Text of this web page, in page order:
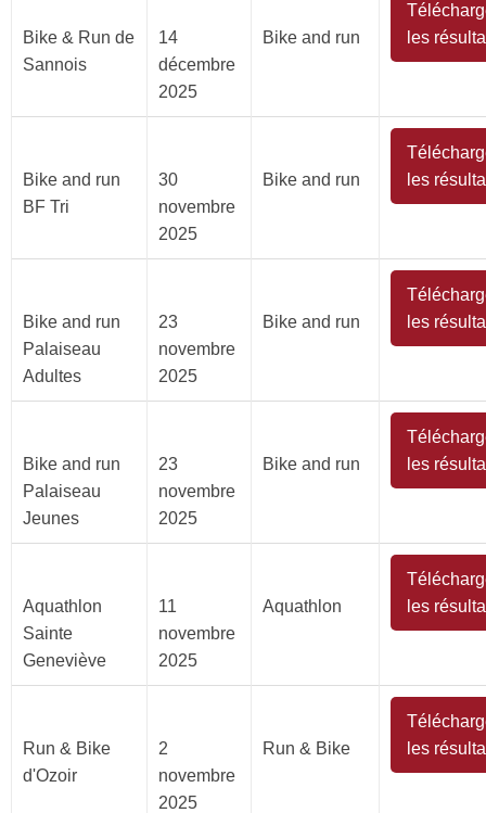
Bike & Run de
Sannois
14
décembre
2025
Bike and run
les
Bike and run
BF Tri
30
novembre
2025
Bike and run
les
Bike and run
Palaiseau
Adultes
23
novembre
2025
Bike and run
les
Bike and run
Palaiseau
Jeunes
23
novembre
2025
Bike and run
les
Aquathlon
Sainte
Geneviève
11
novembre
2025
Aquathlon
les
Run & Bike
d'Ozoir
2
novembre
2025
Run & Bike
les